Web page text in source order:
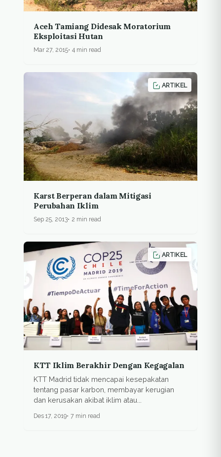
Aceh Tamiang Didesak Moratorium
Eksploitasi Hutan
Mar 27, 2015 4 min read
ARTIKEL
Karst Berperan dalam Mitigasi
Perubahan Iklim
Sep 25, 2013 2 min read
ARTIKEL
KTT Iklim Berakhir Dengan Kegagalan
KTT Madrid tidak mencapai kesepakatan
tentang pasar karbon, membayar kerugian
dan kerusakan akibat iklim atau...
Des 17, 2019 7 min read